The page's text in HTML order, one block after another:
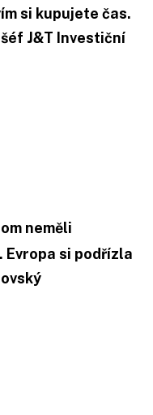
si kupujete čas.
J&T Investiční
neměli
si podřízla